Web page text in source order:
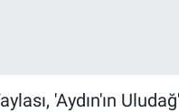
'Aydın'ın